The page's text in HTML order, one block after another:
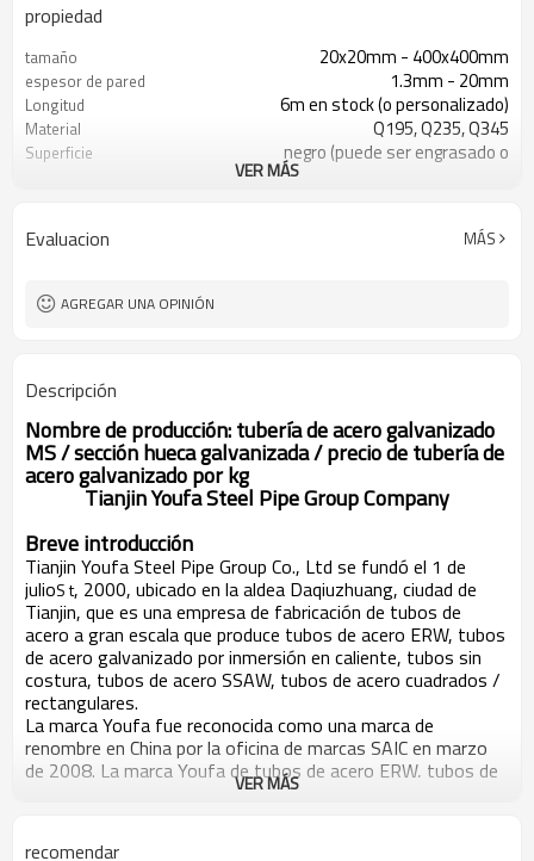
propiedad
tamaño 20x20mm - 400x400mm
espesor de pared 1.3mm - 20mm
Longitud 6m en stock (o personalizado)
Material Q195, Q235, Q345
Superficie
negro (puede ser engrasado o
exportación
Estándar ASTM A53 Gr. A B C
VER MÁS
Evaluacion MÁS
AGREGAR UNA OPINIÓN
Descripción
Nombre de producción: tubería de acero galvanizado
MS / sección hueca galvanizada / precio de tubería de
acero galvanizado por kg
Tianjin Youfa Steel Pipe Group Company
Breve introducción
Tianjin Youfa Steel Pipe Group Co., Ltd se fundó el 1 de
julioS t, 2000, ubicado en la aldea Daqiuzhuang, ciudad de
Tianjin, que es una empresa de fabricación de tubos de
acero a gran escala que produce tubos de acero ERW, tubos
de acero galvanizado por inmersión en caliente, tubos sin
costura, tubos de acero SSAW, tubos de acero cuadrados /
rectangulares.
La marca Youfa fue reconocida como una marca de
renombre en China por la oficina de marcas SAIC en marzo
de 2008. La marca Youfa de tubos de acero ERW, tubos de
acero galvanizado en caliente y tubos de acero SSAW, ha
famosa de Tianjin". gobierno por muchos años
VER MÁS
recomendar